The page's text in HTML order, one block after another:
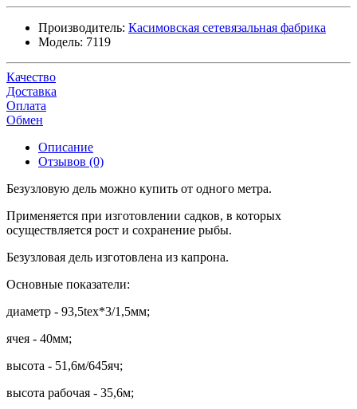
Производитель: Касимовская сетевязальная фабрика
Модель: 7119
Качество
Доставка
Оплата
Обмен
Описание
Отзывов (0)
Безузловую дель можно купить от одного метра.
Применяется при изготовлении садков, в которых
осуществляется рост и сохранение рыбы.
Безузловая дель изготовлена из капрона.
Основные показатели:
диаметр - 93,5tex*3/1,5мм;
ячея - 40мм;
высота - 51,6м/645яч;
высота рабочая - 35,6м;